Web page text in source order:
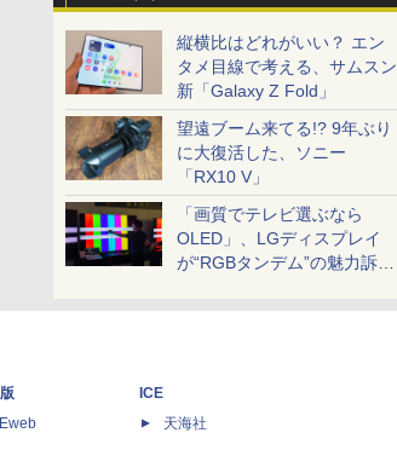
縦横比はどれがいい？ エン
タメ目線で考える、サムスン
新「Galaxy Z Fold」
望遠ブーム来てる!? 9年ぶり
に大復活した、ソニー
「RX10 V」
「画質でテレビ選ぶなら
OLED」、LGディスプレイ
が“RGBタンデム”の魅力訴
ICE
天海社